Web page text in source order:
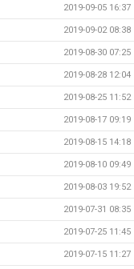
2019-09-05 16:37
2019-09-02 08:38
2019-08-30 07:25
2019-08-28 12:04
2019-08-25 11:52
2019-08-17 09:19
2019-08-15 14:18
2019-08-10 09:49
2019-08-03 19:52
2019-07-31 08:35
2019-07-25 11:45
2019-07-15 11:27